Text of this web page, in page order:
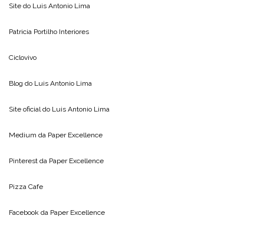
Site do Luis Antonio Lima
Patricia Portilho Interiores
Ciclovivo
Blog do Luis Antonio Lima
Site oficial do Luis Antonio Lima
Medium da Paper Excellence
Pinterest da Paper Excellence
Pizza Cafe
Facebook da Paper Excellence